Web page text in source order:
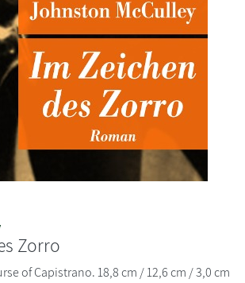
Zorro
of Capistrano. 18,8 cm / 12,6 cm / 3,0 cm